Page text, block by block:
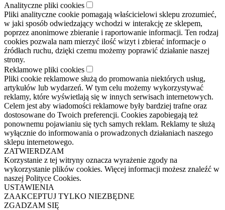
Analityczne pliki cookies
Pliki analityczne cookie pomagają właścicielowi sklepu zrozumieć,
w jaki sposób odwiedzający wchodzi w interakcję ze sklepem,
poprzez anonimowe zbieranie i raportowanie informacji. Ten rodzaj
cookies pozwala nam mierzyć ilość wizyt i zbierać informacje o
źródłach ruchu, dzięki czemu możemy poprawić działanie naszej
strony.
Reklamowe pliki cookies
Pliki cookie reklamowe służą do promowania niektórych usług,
artykułów lub wydarzeń. W tym celu możemy wykorzystywać
reklamy, które wyświetlają się w innych serwisach internetowych.
Celem jest aby wiadomości reklamowe były bardziej trafne oraz
dostosowane do Twoich preferencji. Cookies zapobiegają też
ponownemu pojawianiu się tych samych reklam. Reklamy te służą
wyłącznie do informowania o prowadzonych działaniach naszego
sklepu internetowego.
ZATWIERDZAM
Korzystanie z tej witryny oznacza wyrażenie zgody na
wykorzystanie plików cookies. Więcej informacji możesz znaleźć w
naszej Polityce Cookies.
USTAWIENIA
ZAAKCEPTUJ TYLKO NIEZBĘDNE
ZGADZAM SIĘ